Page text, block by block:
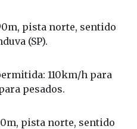
pista norte, sentido
(SP).
110km/h para
pesados.
pista norte, sentido